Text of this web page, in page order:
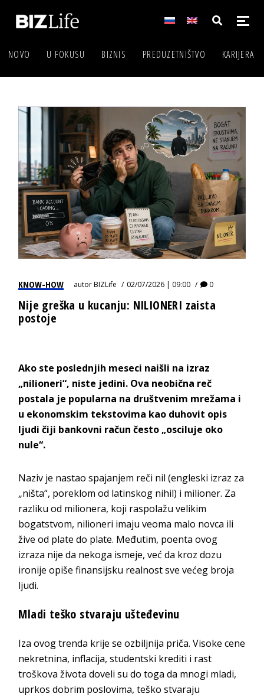
NOVO U FOKUSU BIZNIS PREDUZETNIŠTVO KARIJERA
KNOW-HOW autorBIZLife 02/07/2026 | 09:00 0
Nije greška u kucanju: NILIONERI zaista
postoje
Ako ste poslednjih meseci naišli na izraz
„nilioneri“, niste jedini. Ova neobična reč
postala je popularna na društvenim mrežama i
u ekonomskim tekstovima kao duhovit opis
ljudi čiji bankovni račun često „osciluje oko
nule“.
Naziv je nastao spajanjem reči nil (engleski izraz za
„ništa“, poreklom od latinskog nihil) i milioner. Za
razliku od milionera, koji raspolažu velikim
bogatstvom, nilioneri imaju veoma malo novca ili
žive od plate do plate. Međutim, poenta ovog
izraza nije da nekoga ismeje, već da kroz dozu
ironije opiše finansijsku realnost sve većeg broja
ljudi.
Mladi teško stvaraju ušteđevinu
Iza ovog trenda krije se ozbiljnija priča. Visoke cene
nekretnina, inflacija, studentski krediti i rast
troškova života doveli su do toga da mnogi mladi,
uprkos dobrim poslovima, teško stvaraju